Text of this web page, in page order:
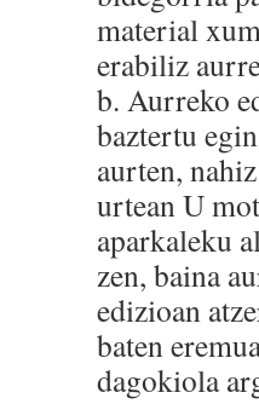
material
erabiliz
b.​ Aurreko
baztertu
aurten,
urtean U
aparkaleku
zen, baina
edizioan
baten
dagokiola